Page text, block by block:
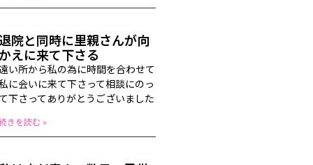
院と同時に里親さんが向
えに来て下さる
い所から私の為に時間を合わせて
に会いに来て下さって相談にのっ
下さってありがとうございました
きを読む »